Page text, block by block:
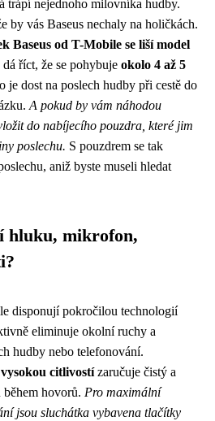
trápí nejednoho milovníka hudby.
by vás Baseus nechaly na holičkách.
Baseus od T-Mobile se liší model
dá říct, že se pohybuje okolo 4 až 5
je dost na poslech hudby při cestě do
A pokud by vám náhodou
do nabíjecího pouzdra, které jim
poslechu. S pouzdrem se tak
aniž byste museli hledat
hluku, mikrofon,
disponují pokročilou technologií
eliminuje okolní ruchy a
hudby nebo telefonování.
citlivostízaručuje čistý a
během hovorů. Pro maximální
jsou sluchátka vybavena tlačítky